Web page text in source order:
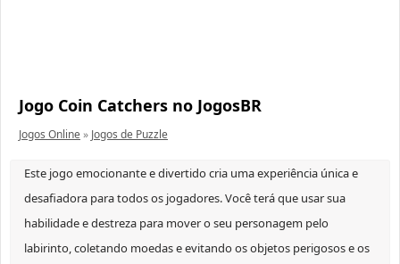
Jogo Coin Catchers no JogosBR
Jogos Online» Jogos de Puzzle
Este jogo emocionante e divertido cria uma experiência única e
desafiadora para todos os jogadores. Você terá que usar sua
habilidade e destreza para mover o seu personagem pelo
labirinto, coletando moedas e evitando os objetos perigosos e os